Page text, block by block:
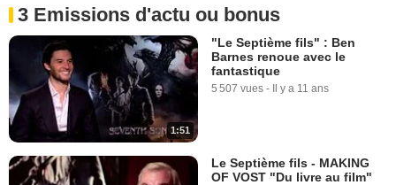
3 Emissions d'actu ou bonus
1:51
"Le Septième fils" : Ben
Barnes renoue avec le
fantastique
5 507 vues - Il y a 11 ans
Le Septième fils - MAKING
OF VOST "Du livre au film"